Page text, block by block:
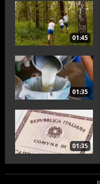
01:45
01:35
01:35